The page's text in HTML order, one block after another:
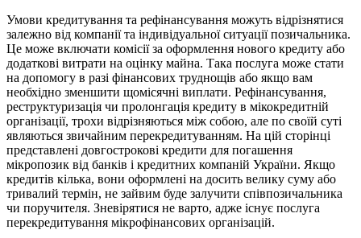
Умови кредитування та рефінансування можуть відрізнятися
залежно від компанії та індивідуальної ситуації позичальника.
Це може включати комісії за оформлення нового кредиту або
додаткові витрати на оцінку майна. Така послуга може стати
на допомогу в разі фінансових труднощів або якщо вам
необхідно зменшити щомісячні виплати. Рефінансування,
реструктуризація чи пролонгація кредиту в мікокредитній
організації, трохи відрізняються між собою, але по своїй суті
являються звичайним перекредитуванням. На цій сторінці
представлені довгострокові кредити для погашення
мікропозик від банків і кредитних компаній України. Якщо
кредитів кілька, вони оформлені на досить велику суму або
тривалий термін, не зайвим буде залучити співпозичальника
чи поручителя. Зневірятися не варто, адже існує послуга
перекредитування мікрофінансових організацій.